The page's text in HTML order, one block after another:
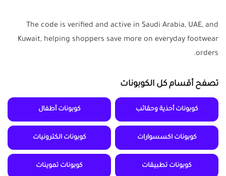
The code is verified and active in Saudi Arabia, UAE, and
Kuwait, helping shoppers save more on everyday footwear
orders.
تصفح أقسام كل الكوبونات
كوبونات أحذية وحقائب كوبونات أطفال
كوبونات اكسسوارات كوبونات الكترونيات
كوبونات تطبيقات كوبونات تموينات